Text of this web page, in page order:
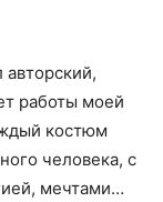
работы моей
костюм
человека, с
мечтами…